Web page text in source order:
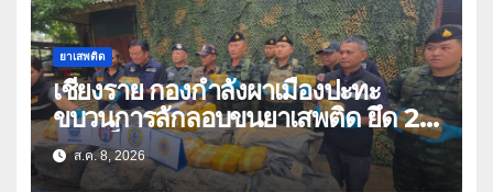
ยาเสพติด
เชียงราย กองกำลังผาเมืองปะทะ
ขบวนการลักลอบขนยาเสพติด ยึด 2
ล้านเม็ด
ส.ค. 8, 2026